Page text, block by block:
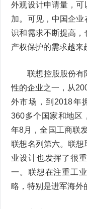
外观设计申请量，
加。可见，中国企
识和需求不断提高
产权保护的需求越来
联想控股股份有
性的企业之一，从
外市场，到2018年
360多个国家和地区
年8月，全国工商联
联想名列第六。联想
业设计也发挥了很
一。联想在注重工
略，特别是进军海外